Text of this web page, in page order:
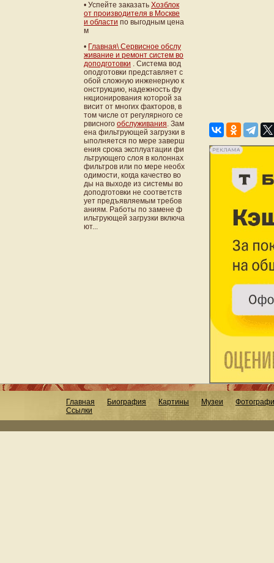
• Успейте заказать Хозблок
от производителя в Москве
и области по выгодным цена
м
• Главная\ Сервисное обслу
живание и ремонт систем во
доподготовки . Система вод
оподготовки представляет с
обой сложную инженерную к
онструкцию, надежность фу
нкционирования которой за
висит от многих факторов, в
том числе от регулярного се
рвисного обслуживания. Зам
ена фильтрующей загрузки в
ыполняется по мере заверш
ения срока эксплуатации фи
льтрующего слоя в колоннах
фильтров или по мере необх
одимости, когда качество во
ды на выходе из системы во
доподготовки не соответств
ует предъявляемым требов
аниям. Работы по замене ф
ильтрующей загрузки включа
ют...
Главная Биография Картины Музеи
Ссылки